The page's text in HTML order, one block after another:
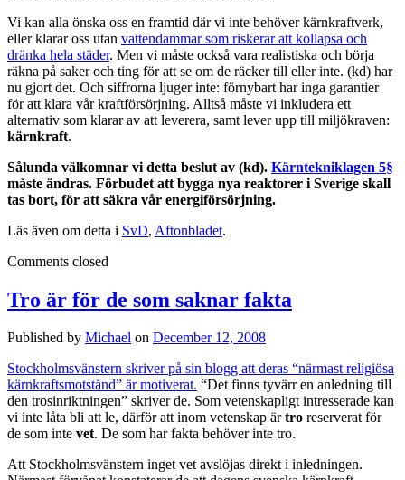
Vi kan alla önska oss en framtid där vi inte behöver kärnkraftverk,
eller klarar oss utan vattendammar som riskerar att kollapsa och
dränka hela städer. Men vi måste också vara realistiska och börja
räkna på saker och ting för att se om de räcker till eller inte. (kd) har
nu gjort det. Och siffrorna ljuger inte: förnybart har inga garantier
för att klara vår kraftförsörjning. Alltså måste vi inkludera ett
alternativ som klarar av att leverera, samt lever upp till miljökraven:
kärnkraft.
Sålunda välkomnar vi detta beslut av (kd). Kärntekniklagen 5§
måste ändras. Förbudet att bygga nya reaktorer i Sverige skall
tas bort, för att säkra vår energiförsörjning.
Läs även om detta i SvD, Aftonbladet.
Comments closed
Tro är för de som saknar fakta
Published by Michael on December 12, 2008
Stockholmsvänstern skriver på sin blogg att deras “närmast religiösa
kärnkraftsmotstånd” är motiverat. “Det finns tyvärr en anledning till
den trosinriktningen” skriver de. Som vetenskapligt intresserade kan
vi inte låta bli att le, därför att inom vetenskap ärtro reserverat för
de som inte vet. De som har fakta behöver inte tro.
Att Stockholmsvänstern inget vet avslöjas direkt i inledningen.